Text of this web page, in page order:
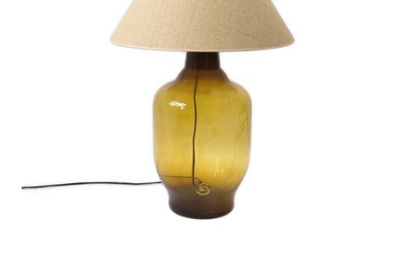
Odstąpienie od umowy
Polityka rabatowa